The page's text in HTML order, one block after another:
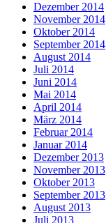
Dezember 2014
November 2014
Oktober 2014
September 2014
August 2014
Juli 2014
Juni 2014
Mai 2014
April 2014
März 2014
Februar 2014
Januar 2014
Dezember 2013
November 2013
Oktober 2013
September 2013
August 2013
Juli 2013